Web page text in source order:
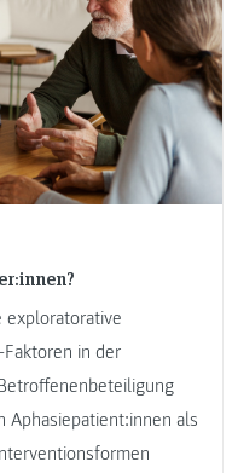
exploratorative
in der
Aphasiepatient:innen als